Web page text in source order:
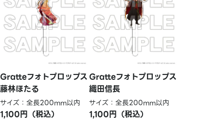
Gratteフォトプロップス
藤林ほたる
サイズ：全長200mm以内
1,100円（税込）
Gratteフォトプロップス
織田信長
サイズ：全長200mm以内
1,100円（税込）